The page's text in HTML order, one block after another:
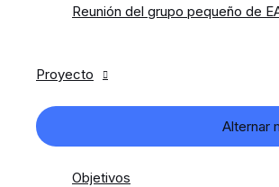
Reunión del grupo pequeño de
Proyecto
Alternar
Objetivos